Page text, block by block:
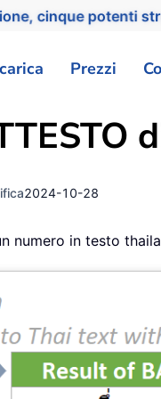
cinque potenti
Prezzi
2024-10-28
numero in testo